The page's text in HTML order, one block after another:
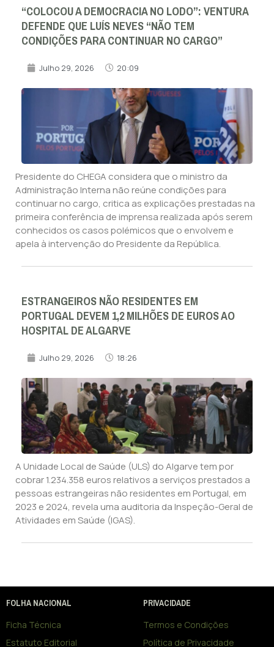
“COLOCOU A DEMOCRACIA NO LODO”: VENTURA
DEFENDE QUE LUÍS NEVES “NÃO TEM
CONDIÇÕES PARA CONTINUAR NO CARGO”
Julho 29, 2026 20:09
Presidente do CHEGA considera que o ministro da
Administração Interna não reúne condições para
continuar no cargo, critica as explicações prestadas na
primeira conferência de imprensa realizada após serem
conhecidos os casos polémicos que o envolvem e
apela à intervenção do Presidente da República.
ESTRANGEIROS NÃO RESIDENTES EM
PORTUGAL DEVEM 1,2 MILHÕES DE EUROS AO
HOSPITAL DE ALGARVE
Julho 29, 2026 18:26
A Unidade Local de Saúde (ULS) do Algarve tem por
cobrar 1.234.358 euros relativos a serviços prestados a
pessoas estrangeiras não residentes em Portugal, em
2023 e 2024, revela uma auditoria da Inspeção-Geral de
Atividades em Saúde (IGAS).
FOLHA NACIONAL
Ficha Técnica
Estatuto Editorial
PRIVACIDADE
Termos e Condições
Política de Privacidade